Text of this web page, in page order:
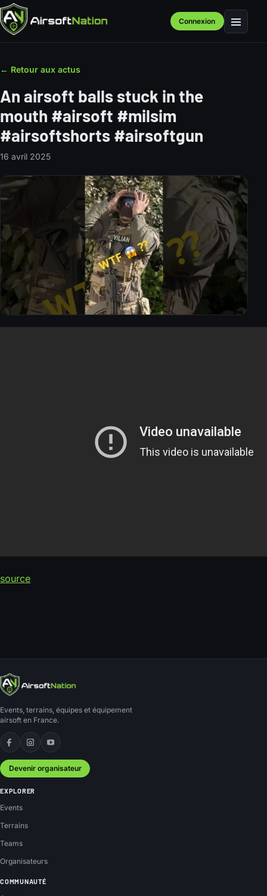
Connexion Menu
← Retour aux actus
An airsoft balls stuck in the
mouth #airsoft #milsim
#airsoftshorts #airsoftgun
16 avril 2025
source
Events, terrains, équipes et équipement
airsoft en France.
Facebook
Instagram
YouTube
Devenir organisateur
EXPLORER
Events
Terrains
Teams
Organisateurs
COMMUNAUTÉ